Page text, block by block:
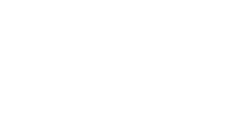
を確保し始めていますが、従来のソリューションは基本的